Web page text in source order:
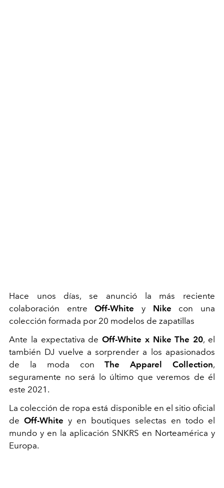
Hace unos días, se anunció la más reciente
colaboración entreOff-White y Nike con una
colección formada por 20 modelos de zapatillas
Ante la expectativa de Off-White x Nike The 20, el
también DJ vuelve a sorprender a los apasionados
de la moda conThe Apparel Collection,
seguramente no será lo último que veremos de él
este 2021.
La colección de ropa está disponible en el sitio oficial
de Off-White y en boutiques selectas en todo el
mundo y en la aplicación SNKRS en Norteamérica y
Europa.